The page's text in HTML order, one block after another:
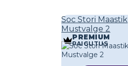
Soc Stori Maastik
Mustvalge 2
PREMIUM
PAIGUTUS